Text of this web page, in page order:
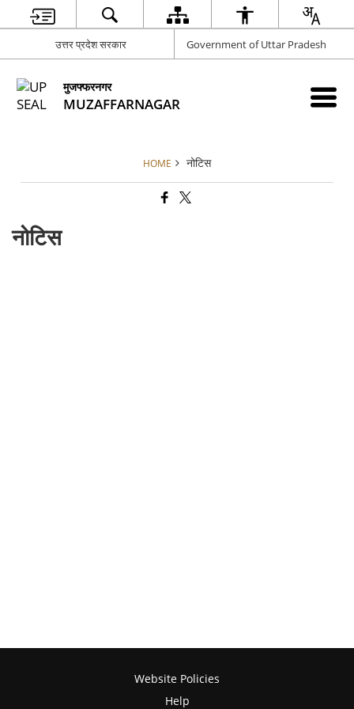
उत्तर प्रदेश सरकार Government of Uttar Pradesh
मुजफ्फरनगर
MUZAFFARNAGAR
HOME नोटिस
नोटिस
Website Policies
Help